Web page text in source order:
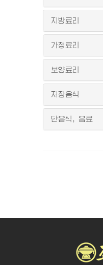
지방료리
가정료리
보양료리
저장음식
단음식, 음료